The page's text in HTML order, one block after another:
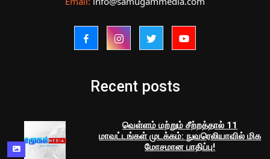
Recent posts
வெள்ளம் மற்றும் சீற்றத்தால் 11
மாவட்டங்கள் முடக்கம்: நுவரெலியாவில் மிக
மோசமான பாதிப்பு!